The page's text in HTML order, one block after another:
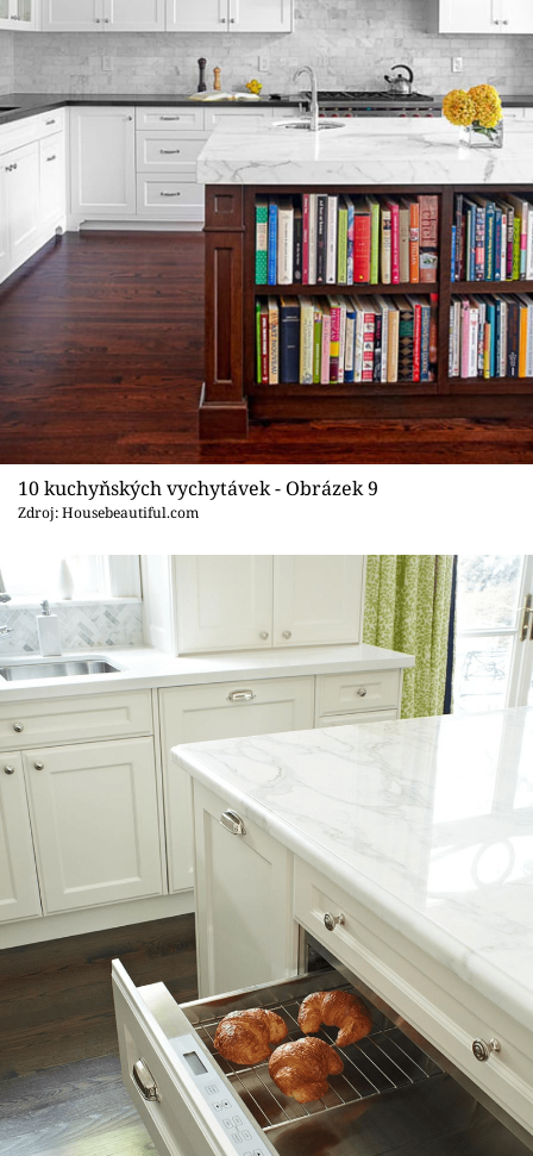
10 kuchyňských vychytávek - Obrázek 9
Zdroj: Housebeautiful.com